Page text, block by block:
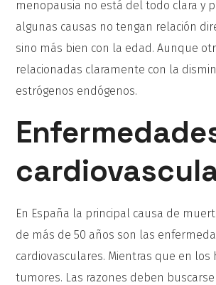
menopausia no está del todo clara y
algunas causas no tengan relación
sino más bien con la edad. Aunque
relacionadas claramente con la
estrógenos endógenos.
En España la principal causa de
de más de 50 años son las
cardiovasculares. Mientras que en
tumores. Las razones deben